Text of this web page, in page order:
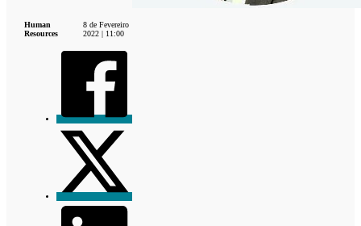
Human
Resources
8 de Fevereiro
2022 | 11:00